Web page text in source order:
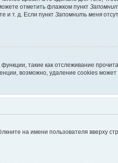
отметить флажком пункт
и т. д. Если пункт Запомнить меня
такие как отслеживание
возможно, удаление cookies может
на имени пользователя вверху